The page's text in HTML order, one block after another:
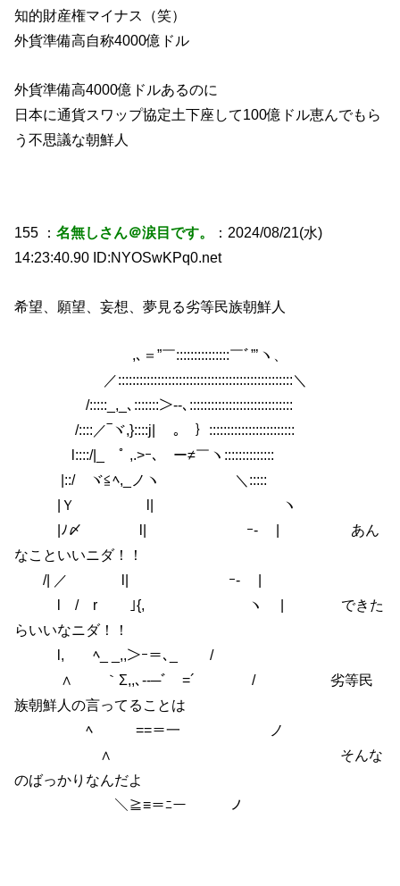
知的財産権マイナス（笑）
外貨準備高自称4000億ドル
外貨準備高4000億ドルあるのに
日本に通貨スワップ協定土下座して100億ドル恵んでもら
う不思議な朝鮮人
155 ：名無しさん＠涙目です。
：2024/08/21(水)
14:23:40.90 ID:NYOSwKPq0.net
希望、願望、妄想、夢見る劣等民族朝鮮人
,､＝”￣:::::::::::::::￣ﾞ”’ヽ、
／:::::::::::::::::::::::::::::::::::::::::::::::::＼
/:::::_,_､:::::::＞‐-､:::::::::::::::::::::::::::::
/::::／‾ヾ,}::::j| ｡ ｝::::::::::::::::::::::::
l::::/|_ ﾟ ,.>ｰ､ゞー≠￣ヽ::::::::::::::
|::/ ヾ≦ﾍ,_ノヽ ＼:::::
|Ｙ l| ヽ
|ﾉ〆 l| ｰ- | あん
なこといいニダ！！
/| ／ l| ｰ- |
l / r ｣{, ヽ | できた
らいいなニダ！！
l, ﾍ_ _,,＞ｰ＝､_ /
∧ ｀Σ,,､-‐─ﾞゝ=´ / 劣等民
族朝鮮人の言ってることは
ﾍ ==＝一 ノ
∧ そんな
のばっかりなんだよ
＼≧≡＝ﾆー ノ